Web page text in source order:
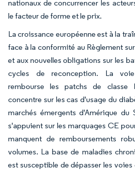
nationaux de concurrencer les
le facteur de forme et le prix.
La croissance européenne est à la
face à la conformité au Règlement
et aux nouvelles obligations sur les
cycles de reconception. La
rembourse les patchs de classe
concentre sur les cas d'usage du
marchés émergents d'Amérique du
s'appuient sur les marquages CE
manquent de remboursements
volumes. La base de maladies
est susceptible de dépasser les voies